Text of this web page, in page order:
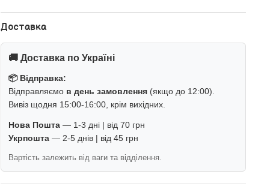
Доставка
🚚 Доставка по Україні
📦 Відправка:
Відправляємо в день замовлення (якщо до 12:00).
Вивіз щодня 15:00-16:00, крім вихідних.
Нова Пошта — 1-3 дні | від 70 грн
Укрпошта — 2-5 днів | від 45 грн
Вартість залежить від ваги та відділення.